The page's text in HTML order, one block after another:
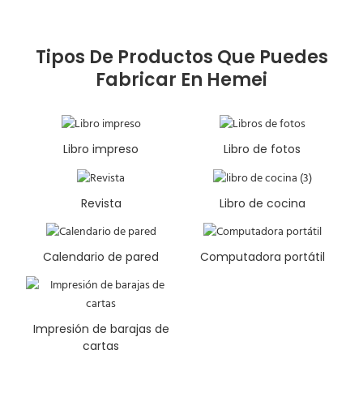
Tipos De Productos Que Puedes
Fabricar En Hemei
Libro impreso Libro de fotos
Revista Libro de cocina
Calendario de pared Computadora portátil
Impresión de barajas de
cartas